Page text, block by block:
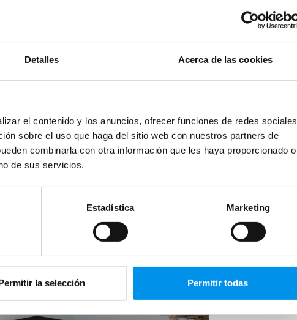
Detalles Acerca de las cookies
el contenido y los anuncios, ofrecer funciones de redes sociales
sobre el uso que haga del sitio web con nuestros partners de
combinarla con otra información que les haya proporcionado o
de sus servicios.
Estadística Marketing
la selección Permitir todas
más años.
de las mamparas de ducha fijas?